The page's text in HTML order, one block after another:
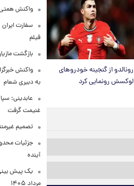
رونالدو از گنجینه خودروهای
لوکسش رونمایی کرد
واکنش همتی
سفارت
فیلم
بازگشت
واکنش
به دبیری شعام
عابدینی:
غنیمت گرفت
تصمیم
جزئیات
آینده
مرداد ۱۴۰۵